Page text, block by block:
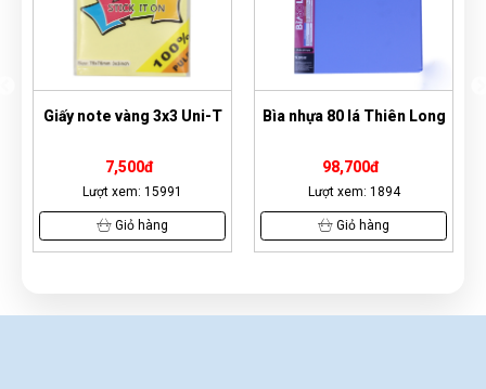
Giấy note vàng 3x3 Uni-T
7,500đ
Lượt xem: 15991
Giỏ hàng
Bìa nhựa 80 lá Thiên Long
98,700đ
Lượt xem: 1894
Giỏ hàng